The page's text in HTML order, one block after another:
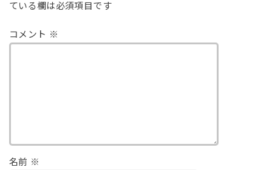
ている欄は必須項目です
コメント ※
名前 ※